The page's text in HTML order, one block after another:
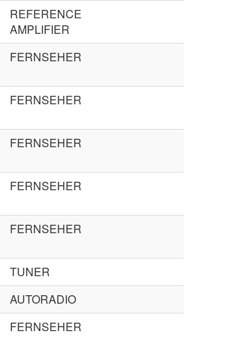
REFERENCE
AMPLIFIER
FERNSEHER
FERNSEHER
FERNSEHER
FERNSEHER
FERNSEHER
TUNER
AUTORADIO
FERNSEHER